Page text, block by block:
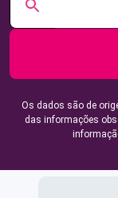
Os dados são de
das informações